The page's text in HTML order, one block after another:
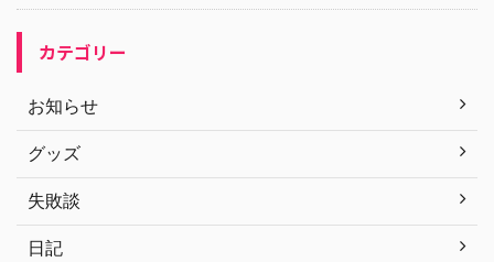
カテゴリー
お知らせ
グッズ
失敗談
日記